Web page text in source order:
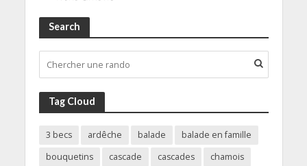
Search
Tag Cloud
3 becs ardêche balade
balade en famille
bouquetins
cascade cascades
chamois